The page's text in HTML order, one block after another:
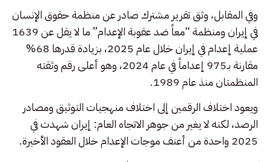
وفي المقابل، وثق تقرير مشترك صادر عن منظمة حقوق الإنسان
في إيران ومنظمة “معاً ضد عقوبة الإعدام” ما لا يقل عن 1639
عملية إعدام في إيران خلال عام 2025، بزيادة قدرها 68%
مقارنة بـ975 إعداماً في عام 2024، وهو أعلى رقم وثقته
المنظمتان منذ عام 1989.
ويعود اختلاف الرقمين إلى اختلاف منهجيات التوثيق ومصادر
الرصد، لكنه لا يغير من جوهر الاتجاه العام: إيران شهدت في
2025 واحدة من أعنف موجات الإعدام خلال العقود الأخيرة.